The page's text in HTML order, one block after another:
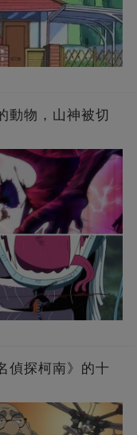
動物，山神被切
偵探柯南》的十